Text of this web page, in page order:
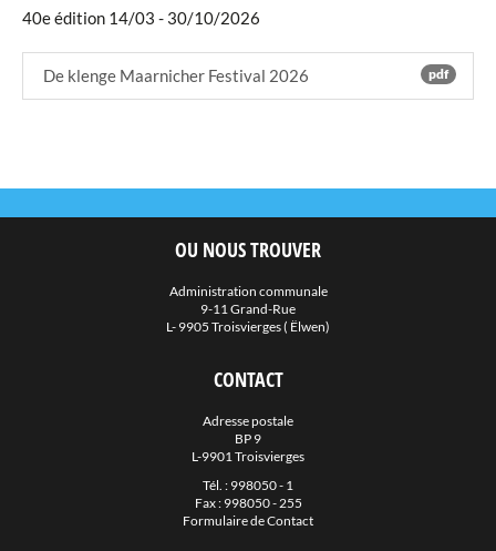
eRaider
Publications
Liens
40e édition 14/03 - 30/10/2026
pdf
De klenge Maarnicher Festival 2026
OU NOUS TROUVER
Administration communale
9-11 Grand-Rue
L- 9905 Troisvierges ( Ëlwen)
CONTACT
Adresse postale
BP 9
L-9901 Troisvierges
Tél. : 998050 - 1
Fax : 998050 - 255
Formulaire de Contact